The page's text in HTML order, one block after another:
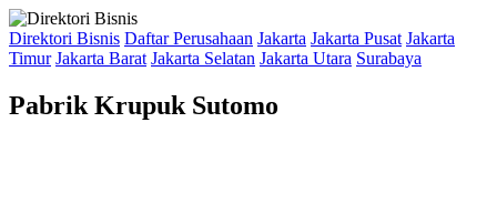
Direktori Bisnis Daftar Perusahaan Jakarta Jakarta Pusat Jakarta
Timur Jakarta Barat Jakarta Selatan Jakarta Utara Surabaya
Pabrik Krupuk Sutomo